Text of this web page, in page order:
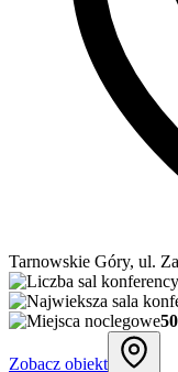
Tarnowskie Góry, ul.
50
Zobacz obiekt